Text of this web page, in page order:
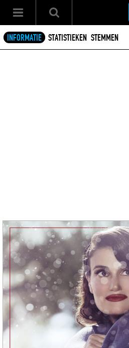
INFORMATIE STATISTIEKEN STEMMEN